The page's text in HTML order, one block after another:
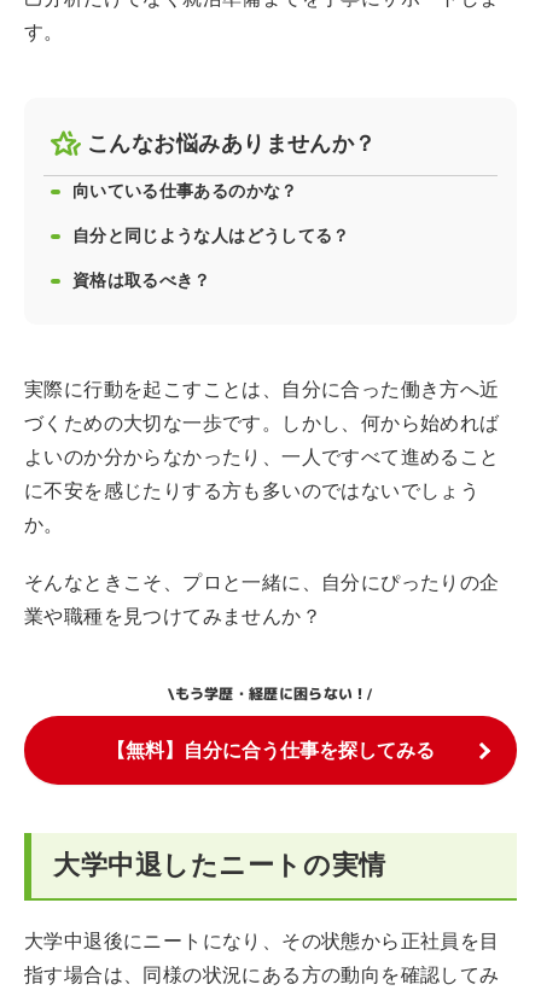
す。
こんなお悩みありませんか？
向いている仕事あるのかな？
自分と同じような人はどうしてる？
資格は取るべき？
実際に行動を起こすことは、自分に合った働き方へ近
づくための大切な一歩です。しかし、何から始めれば
よいのか分からなかったり、一人ですべて進めること
に不安を感じたりする方も多いのではないでしょう
か。
そんなときこそ、プロと一緒に、自分にぴったりの企
業や職種を見つけてみませんか？
\もう学歴・経歴に困らない！/
【無料】自分に合う仕事を探してみる
大学中退したニートの実情
大学中退後にニートになり、その状態から正社員を目
指す場合は、同様の状況にある方の動向を確認してみ